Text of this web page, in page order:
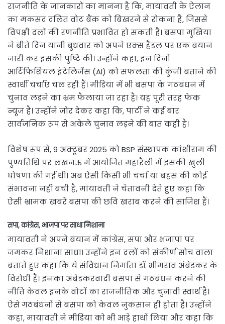
राजनीति के जानकारों का मानना है कि, मायावती के ऐलान
का मकसद दलित वोट बैंक को बिखरने से रोकना है, जिससे
विपक्षी दलों की रणनीति प्रभावित हो सकती है। बसपा मुखिया
ने बीते दिन यानी बुधवार को अपने एक्स हैंडल पर एक बयान
जारी कर इसकी पुष्टि की। उन्होंने कहा, इन दिनों
आर्टिफिशियल इंटेलिजेंस (AI) को सफलता की कुंजी बताने की
स्वार्थी चर्चाएं चल रही हैं। मीडिया में भी बसपा के गठबंधन में
चुनाव लड़ने का भ्रम फैलाया जा रहा है। यह पूरी तरह फेक
न्यूज है। उन्होंने जोर देकर कहा कि, पार्टी ने कई बार
सार्वजनिक रूप से अकेले चुनाव लड़ने की बात कही है।
विशेष रूप से, 9 अक्टूबर 2025 को BSP संस्थापक कांशीराम की
पुण्यतिथि पर लखनऊ में आयोजित महारैली में इसकी खुली
घोषणा की गई थी। अब ऐसी किसी भी चर्चा या बहस की कोई
संभावना नहीं बची है, मायावती ने चेतावनी देते हुए कहा कि
ऐसी भ्रामक खबरें बसपा की छवि खराब करने की साजिश हैं।
सपा, कांग्रेस, भाजपा पर साधा निशाना
मायावती ने अपने बयान में कांग्रेस, सपा और भजापा पर
जमकर निशाना साधा। उन्होंने इन दलों को संकीर्ण सोच वाला
बताते हुए कहा कि ये संविधान निर्माता डॉ. भीमराव अंबेडकर के
विरोधी हैं। इनका अंबेडकरवादी बसपा से गठबंधन करने की
नीति केवल इनके वोटों का राजनीतिक और चुनावी स्वार्थ है।
ऐसे गठबंधनों से बसपा को केवल नुकसान ही होता है। उन्होंने
कहा, मायावती ने मीडिया को भी आड़े हाथों लिया और कहा कि